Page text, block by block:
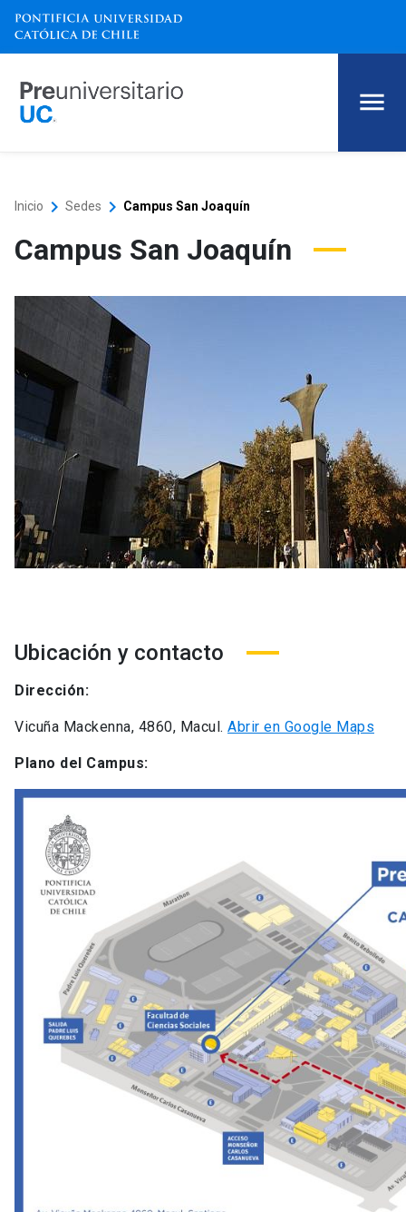
Inicio keyboard_arrow_right Sedes keyboard_arrow_right Campus San Joaquín
Campus San Joaquín
Ubicación y contacto
Dirección:
Vicuña Mackenna, 4860, Macul. Abrir en Google Maps
Plano del Campus: